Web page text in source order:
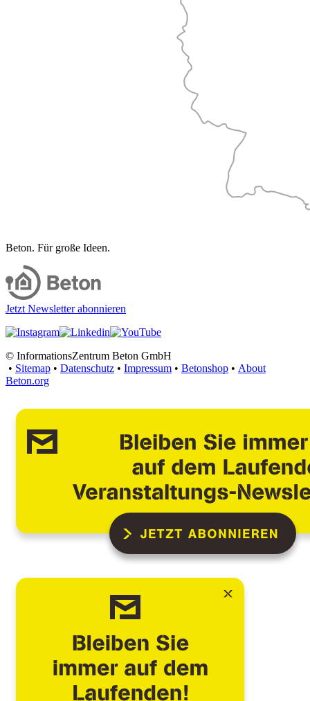
Beton. Für große Ideen.
Jetzt Newsletter abonnieren
© InformationsZentrum Beton GmbH
• Sitemap • Datenschutz • Impressum • Betonshop • About
Beton.org